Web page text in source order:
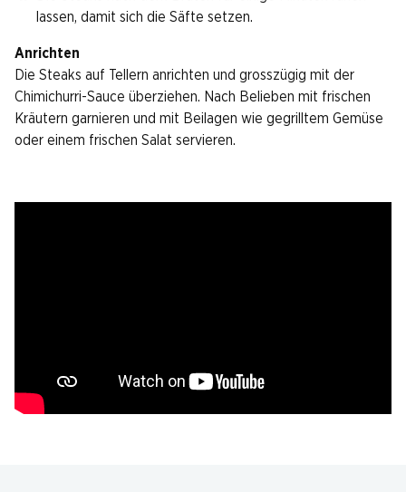
lassen, damit sich die Säfte setzen.
Anrichten
Die Steaks auf Tellern anrichten und grosszügig mit der
Chimichurri-Sauce überziehen. Nach Belieben mit frischen
Kräutern garnieren und mit Beilagen wie gegrilltem Gemüse
oder einem frischen Salat servieren.